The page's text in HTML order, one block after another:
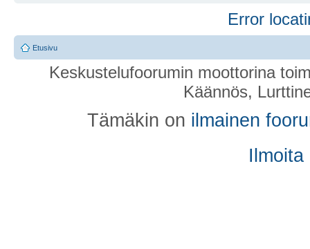
Error
Etusivu
Keskustelufoorumin moottorina
Käännös,
Tämäkin on ilmainen